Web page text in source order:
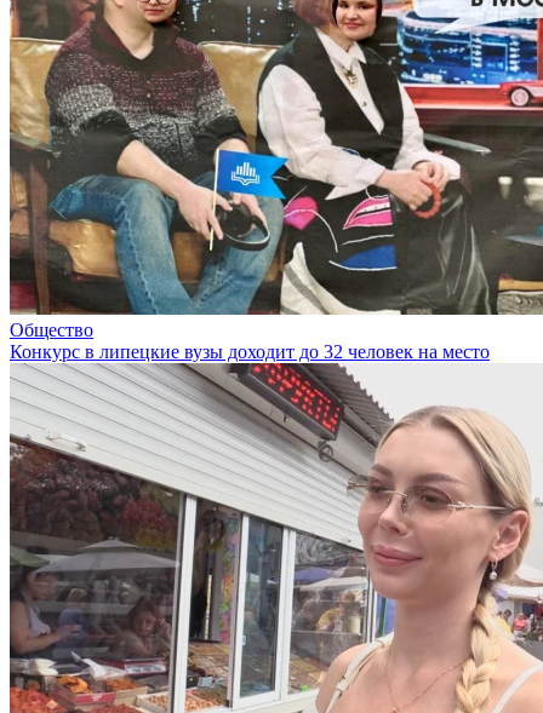
Общество
Конкурс в липецкие вузы доходит до 32 человек на место